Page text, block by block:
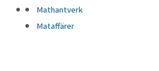
Mathantverk
Mataffärer